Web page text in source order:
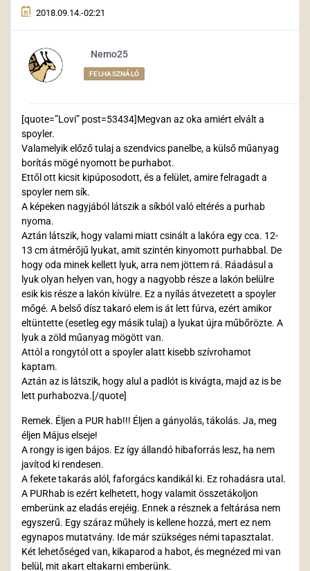
2018.09.14.-02:21
Nemo25
FELHASZNÁLÓ
[quote=”Lovi” post=53434]Megvan az oka amiért elvált a
spoyler.
Valamelyik előző tulaj a szendvics panelbe, a külső műanyag
borítás mögé nyomott be purhabot.
Ettől ott kicsit kipúposodott, és a felület, amire felragadt a
spoyler nem sík.
A képeken nagyjából látszik a síkból való eltérés a purhab
nyoma.
Aztán látszik, hogy valami miatt csinált a lakóra egy cca. 12-
13 cm átmérőjű lyukat, amit szintén kinyomott purhabbal. De
hogy oda minek kellett lyuk, arra nem jöttem rá. Ráadásul a
lyuk olyan helyen van, hogy a nagyobb része a lakón belülre
esik kis része a lakón kívülre. Ez a nyílás átvezetett a spoyler
mőgé. A belső dísz takaró elem is át lett fúrva, ezért amikor
eltüntette (esetleg egy másik tulaj) a lyukat újra műbőrözte. A
lyuk a zöld műanyag mögött van.
Attól a rongytól ott a spoyler alatt kisebb szívrohamot
kaptam.
Aztán az is látszik, hogy alul a padlót is kivágta, majd az is be
lett purhabozva.[/quote]
Remek. Éljen a PUR hab!!! Éljen a gányolás, tákolás. Ja, meg
éljen Május elseje!
A rongy is igen bájos. Ez így állandó hibaforrás lesz, ha nem
javítod ki rendesen.
A fekete takarás alól, faforgács kandikál ki. Ez rohadásra utal.
A PURhab is ezért kelhetett, hogy valamit összetákoljon
emberünk az eladás erejéig. Ennek a résznek a feltárása nem
egyszerű. Egy száraz műhely is kellene hozzá, mert ez nem
egynapos mutatvány. Ide már szükséges némi tapasztalat.
Két lehetőséged van, kikaparod a habot, és megnézed mi van
belül, mit akart eltakarni emberünk.